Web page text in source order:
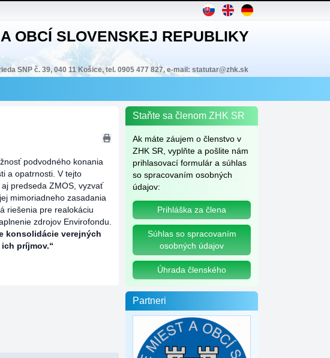
OBCÍ SLOVENSKEJ REPUBLIKY
SNP č. 39, 040 11 Košice, tel. 0905 477 827, e-mail: statutar@zhk.sk
podvodného konania
a opatrnosti. V tejto
predseda ZMOS, vyzvať
mimoriadneho zasadania
riešenia pre realokáciu
zdrojov Envirofondu.
konsolidácie verejných
príjmov.“
Staňte sa členom ZHK SR
Ak máte záujem o členstvo v
ZHK SR, vyplňte a pošlite nám
prihlasovací formulár a súhlas
so spracovaním osobných
údajov:
Prihláška za člena
Súhlas so spracovaním
osobných údajov
Úhrada členského
Partneri